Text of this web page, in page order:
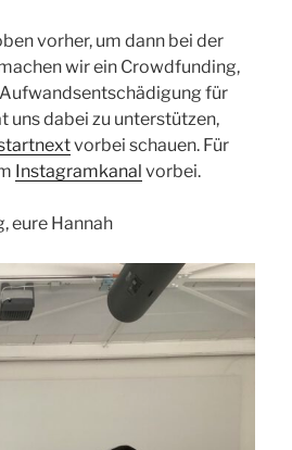
vorher, um dann bei der
wir ein Crowdfunding,
für
uns dabei zu unterstützen,
vorbei schauen. Für
Instagramkanal vorbei.
eure Hannah